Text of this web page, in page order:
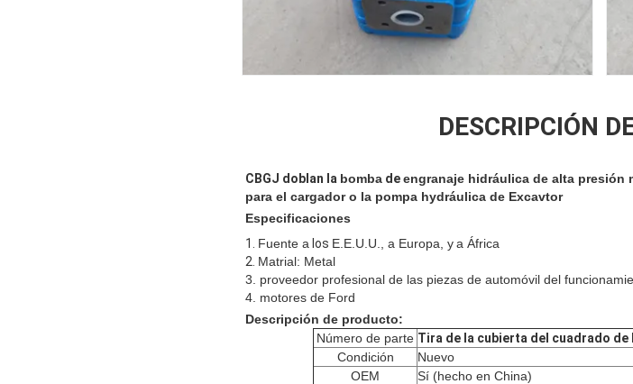
DESCRIPCIÓN
CBGJ doblan la bomba deengranaje hidráulica de alta presión
para el cargador o la pompa hydráulica de Excavtor
Especificaciones
1. Fuente a los E.E.U.U., a Europa, ya África
2. Matrial: Metal
3. proveedor profesional de las piezas de automóvil del
4. motores de Ford
Descripción de producto:
Número de parte Tira de la cubierta del cuadrado de
Condición
Nuevo
OEM
Sí (hecho en China)